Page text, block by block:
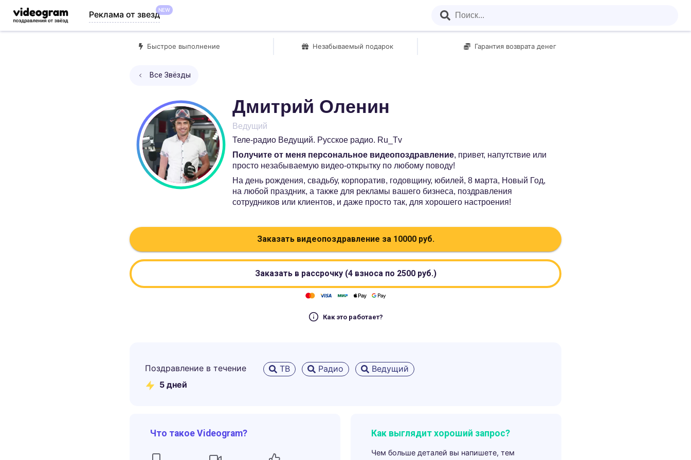
Реклама от звездNEW
Быстрое выполнение Незабываемый подарок Гарантия возврата денег
Все Звёзды
Дмитрий Оленин
Ведущий
Теле-радио Ведущий. Русское радио. Ru_Tv
Получите от меня персональное видеопоздравление, привет, напутствие или
просто незабываемую видео-открытку по любому поводу!
На день рождения, свадьбу, корпоратив, годовщину, юбилей, 8 марта, Новый Год,
на любой праздник, а также для рекламы вашего бизнеса, поздравления
сотрудников или клиентов, и даже просто так, для хорошего настроения!
Заказать видеопоздравление за 10000руб.
Заказать в рассрочку (4 взноса по 2500руб.)
Как это работает?
Поздравление в течение
5 дней
ТВ Радио Ведущий
Что такое Videogram? Как выглядит хороший запрос?
Чем больше деталей вы напишете, тем